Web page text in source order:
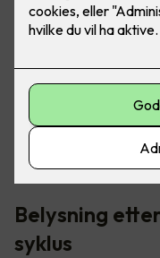
I norden har vi veldig
natt" til midnattssol.
viktig, for å
Belysning
syklus